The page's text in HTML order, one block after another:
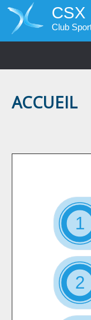
CSX
Club
ACCUEIL
1
2